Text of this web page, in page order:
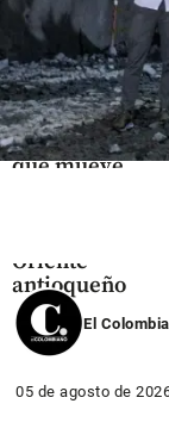
Antioqueño
Flores que
cruzan el
cielo: así
es el
negocio
que mueve
Oriente
antioqueño
share
El
05 de agosto de